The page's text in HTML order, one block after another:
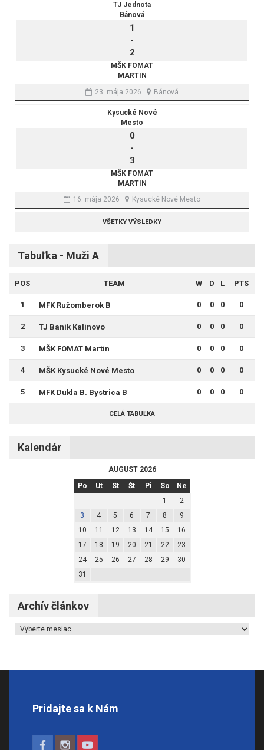
TJ Jednota
Bánová
1
-
2
MŠK FOMAT
MARTIN
23. mája 2026
Bánová
Kysucké Nové
Mesto
0
-
3
MŠK FOMAT
MARTIN
16. mája 2026
Kysucké Nové Mesto
VŠETKY VÝSLEDKY
Tabuľka - Muži A
POS TEAM W D L PTS
1 MFK Ružomberok B 0 0 0 0
2 TJ Baník Kalinovo 0 0 0 0
3 MŠK FOMAT Martin 0 0 0 0
4 MŠK Kysucké Nové Mesto 0 0 0 0
5 MFK Dukla B. Bystrica B 0 0 0 0
CELÁ TABUĽKA
Kalendár
AUGUST 2026
Po
Ut St Št Pi So
Ne
1
2
3
4 5 6 7 8
9
10
11 12 13 14 15
16
17
18 19 20 21 22
23
24
25 26 27 28 29
30
31
Archív článkov
Archív článkov
Pridajte sa k Nám